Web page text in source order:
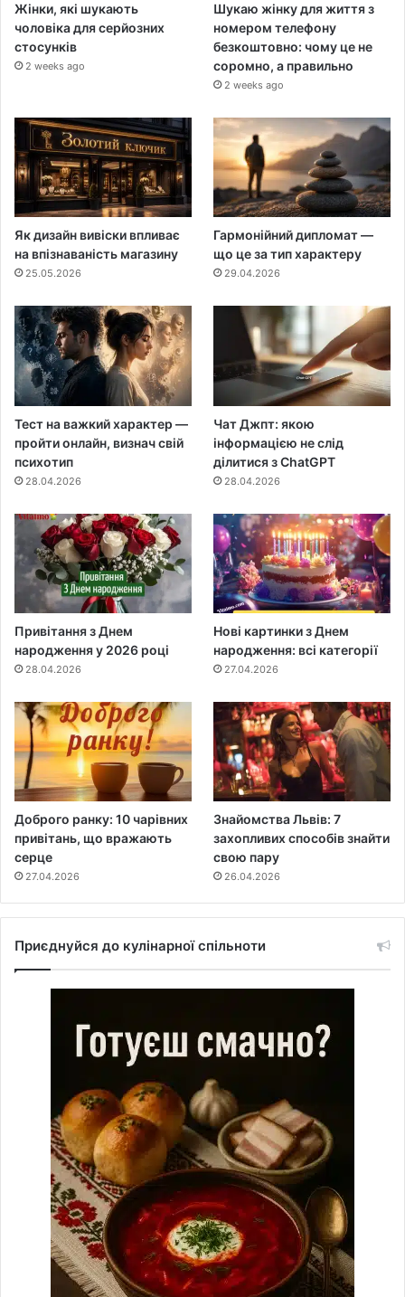
Жінки, які шукають
чоловіка для серйозних
стосунків
2 weeks ago
Шукаю жінку для життя з
номером телефону
безкоштовно: чому це не
соромно, а правильно
2 weeks ago
Як дизайн вивіски впливає
на впізнаваність магазину
25.05.2026
Гармонійний дипломат —
що це за тип характеру
29.04.2026
Тест на важкий характер —
пройти онлайн, визнач свій
психотип
28.04.2026
Чат Джпт: якою
інформацією не слід
ділитися з ChatGPT
28.04.2026
Привітання з Днем
народження у 2026 році
28.04.2026
Нові картинки з Днем
народження: всі категорії
27.04.2026
Доброго ранку: 10 чарівних
привітань, що вражають
серце
27.04.2026
Знайомства Львів: 7
захопливих способів знайти
свою пару
26.04.2026
Приєднуйся до кулінарної спільноти